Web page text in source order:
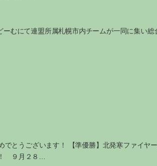
むにて連盟所属札幌市内チームが一同に集い
でとうございます！ 【準優勝】北発寒ファイ
９月２８…